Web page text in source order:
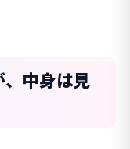
中身は見